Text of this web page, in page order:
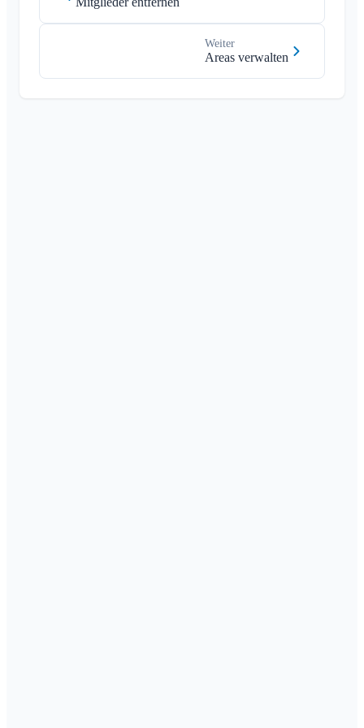
Weiter
Areas verwalten